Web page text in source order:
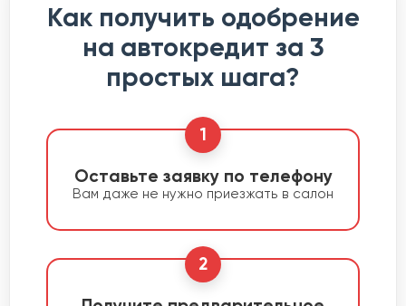
Как получить одобрение
на автокредит за 3
простых шага?
1
Оставьте заявку по телефону
Вам даже не нужно приезжать в салон
2